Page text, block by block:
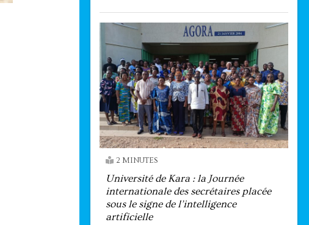
2 MINUTES
Université de Kara : la Journée
internationale des secrétaires placée
sous le signe de l’intelligence
artificielle